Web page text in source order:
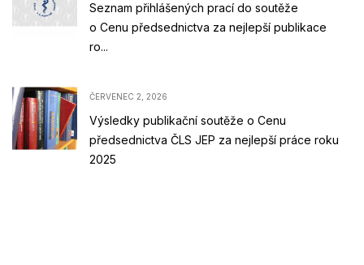
Seznam přihlášených prací do soutěže
o Cenu předsednictva za nejlepší publikace
ro...
ČERVENEC 2, 2026
Výsledky publikační soutěže o Cenu
předsednictva ČLS JEP za nejlepší práce roku
2025